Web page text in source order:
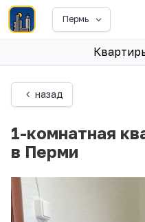
Пермь
назад
1-комнатная
в Перми